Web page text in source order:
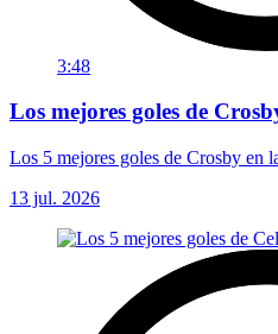
3:48
Los mejores goles de
Los 5 mejores goles de Crosby en
13 jul. 2026